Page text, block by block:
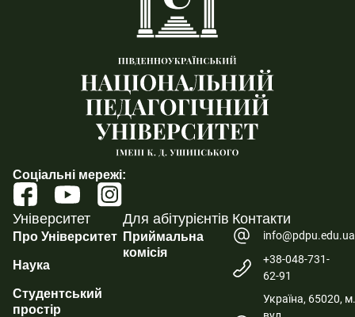
Соціальні мережі:
Університет
Про Університет
Наука
Студентський
простір
Для абітурієнтів
Приймальна
комісія
Контакти
info@pdpu.edu.ua
+38-048-731-
62-91
Україна, 65020,